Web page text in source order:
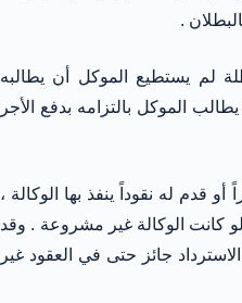
.
لم يستطيع الموكل أن يطالبه
الموكل بالتزامه بدفع الأجر
قدم له نقوداً ينفذ بها الوكالة ،
كانت الوكالة غير مشروعة . وقد
جائز حتى في العقود غير